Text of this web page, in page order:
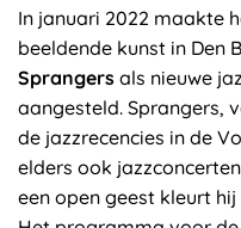
In januari 2022 maakte
beeldende kunst in Den
Sprangers als nieuwe
aangesteld. Sprangers,
de jazzrecencies in de
elders ook
een open geest kleurt